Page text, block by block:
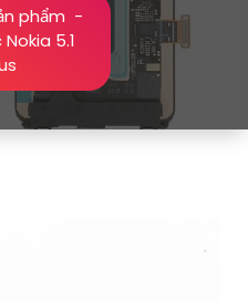
phẩm -
5.1